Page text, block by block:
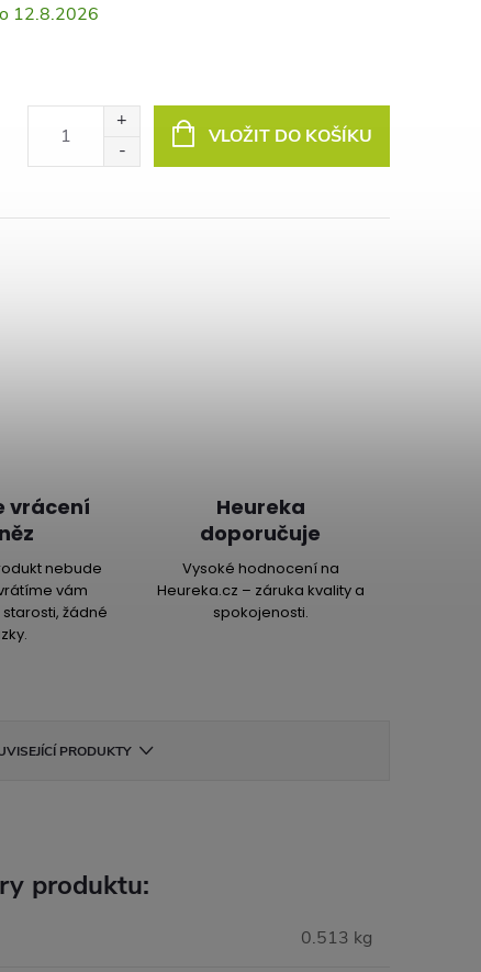
12.8.2026
VLOŽIT DO KOŠÍKU
vrácení
nebude
vám
žádné
Heureka
doporučuje
Vysoké hodnocení na
Heureka.cz – záruka kvality a
spokojenosti.
PRODUKTY
produktu:
0.513 kg